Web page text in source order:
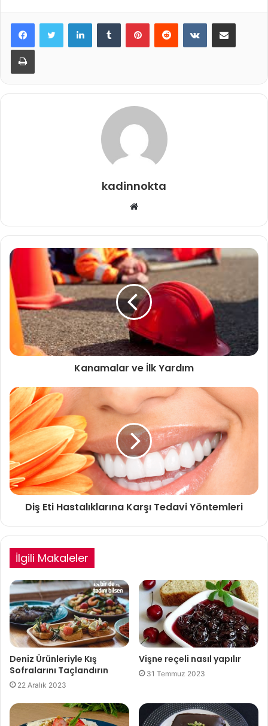
LinkedInTumblr PinterestReddit VKontakteE-Posta ile paylaş
Yazdır
kadinnokta
Web
Kanamalar ve İlk Yardım
Diş Eti Hastalıklarına Karşı Tedavi Yöntemleri
İlgili Makaleler
Deniz Ürünleriyle Kış
Sofralarını Taçlandırın
22 Aralık 2023
Vişne reçeli nasıl yapılır
31 Temmuz 2023